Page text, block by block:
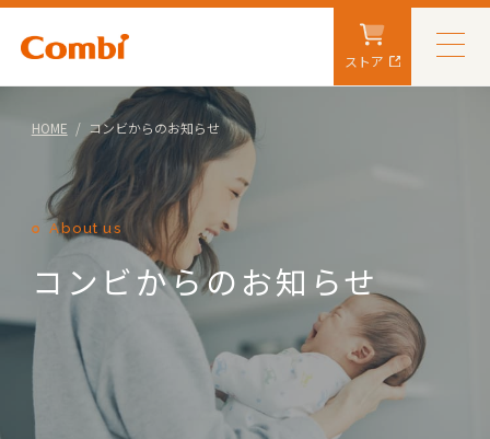
ストア
HOME コンビからのお知らせ
About us
コンビからのお知らせ